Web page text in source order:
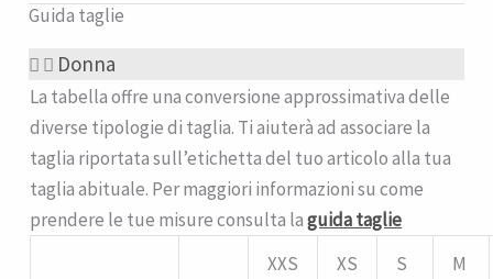
Guida taglie
Donna
La tabella offre una conversione approssimativa delle
diverse tipologie di taglia. Ti aiuterà ad associare la
taglia riportata sull’etichetta del tuo articolo alla tua
taglia abituale. Per maggiori informazioni su come
prendere le tue misure consulta laguida taglie
XXS
XS
S
M